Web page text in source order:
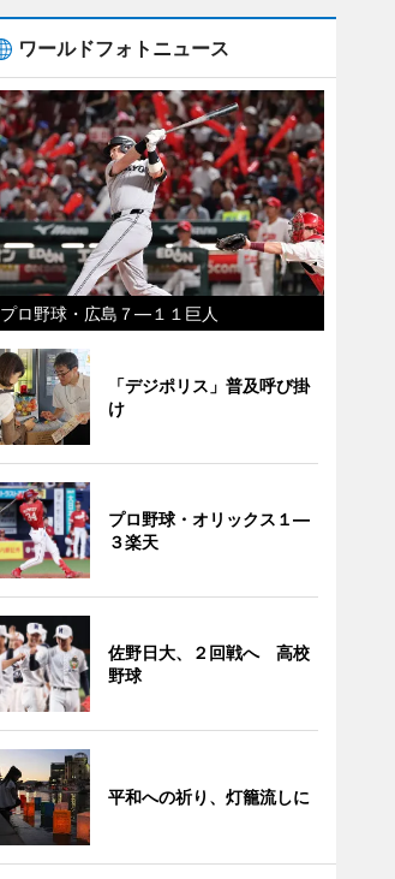
ワールドフォトニュース
プロ野球・広島７―１１巨人
「デジポリス」普及呼び掛
け
プロ野球・オリックス１―
３楽天
佐野日大、２回戦へ 高校
野球
平和への祈り、灯籠流しに